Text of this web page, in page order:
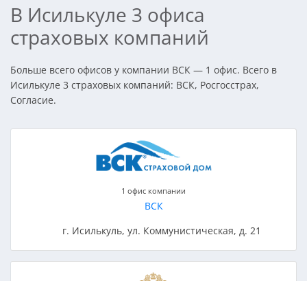
В Исилькуле 3 офиса
страховых компаний
Больше всего офисов у компании ВСК — 1 офис. Всего в
Исилькуле 3 страховых компаний: ВСК, Росгосстрах,
Согласие.
1 офис компании
ВСК
г. Исилькуль, ул. Коммунистическая, д. 21